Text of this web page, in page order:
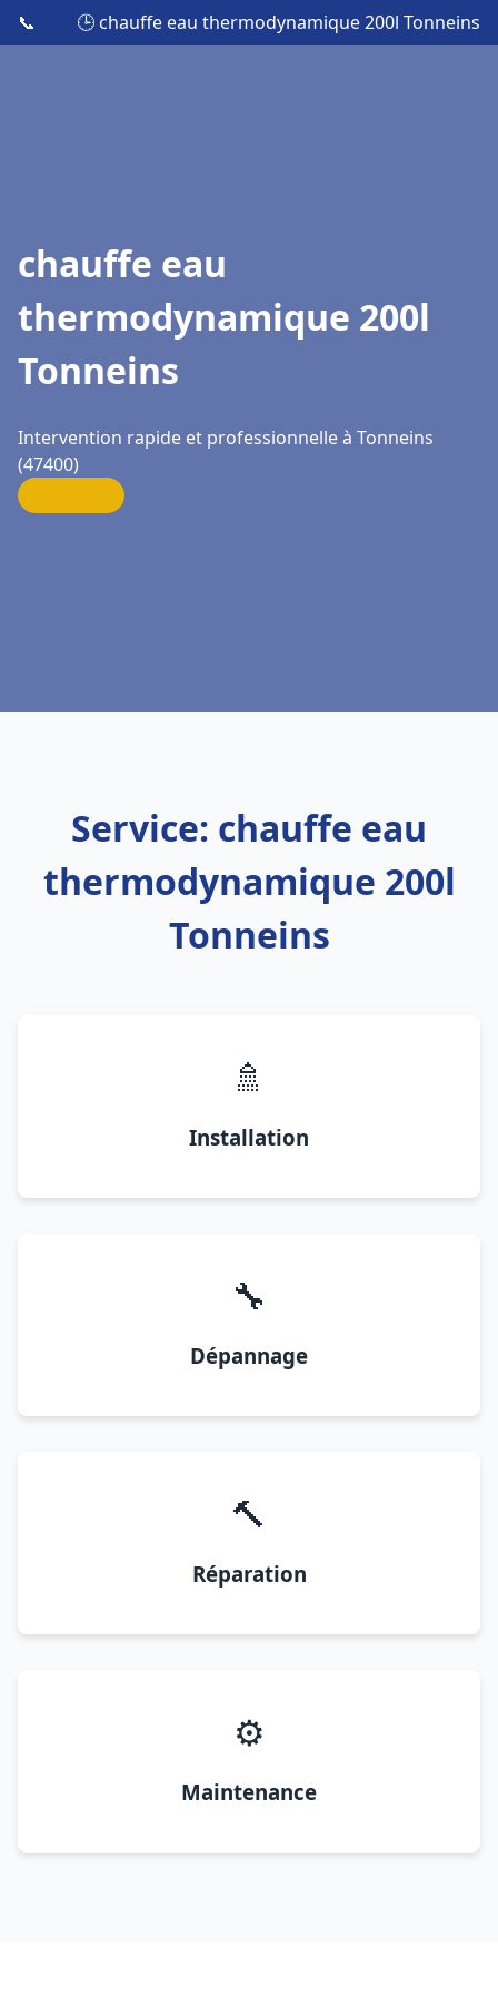
📞 🕒 chauffe eau thermodynamique 200l Tonneins
chauffe eau
thermodynamique 200l
Tonneins
Intervention rapide et professionnelle à Tonneins
(47400)
Service: chauffe eau
thermodynamique 200l
Tonneins
🚿
Installation
🔧
Dépannage
🔨
Réparation
⚙️
Maintenance